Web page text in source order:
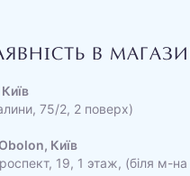
В
75/2, 2 поверх)
Київ
19, 1 этаж, (біля м-